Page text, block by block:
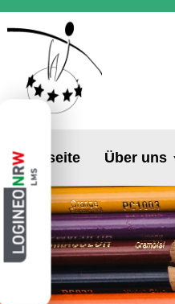
Startseite Über uns